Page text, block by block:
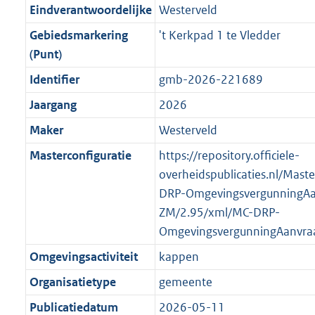
f
o
m
a
a
t
b
n
f
r
m
a
a
t
b
i
n
o
r
m
a
a
t
b
e
i
f
o
r
m
a
a
5
o
o
t
e
:
2
K
b
r
o
t
t
e
:
2
K
b
Eindverantwoordelijke Westerveld
Gebiedsmarkering
(Punt)
't Kerkpad 1 te Vledder
Identifier
gmb-2026-221689
Jaargang
2026
Maker
Westerveld
Masterconfiguratie
https://repository.officiele-
overheidspublicaties.nl/
DRP-
ZM/2.95/xml/MC-DRP-
Omgevingsactiviteit
kappen
Organisatietype
gemeente
Publicatiedatum
2026-05-11